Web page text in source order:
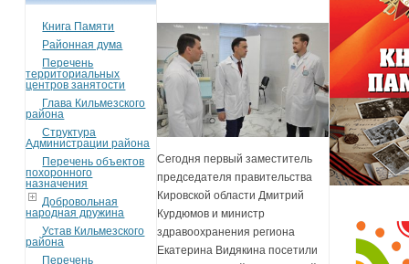
Книга Памяти
Районная дума
Перечень
территориальных
центров занятости
Глава Кильмезского
района
Структура
Администрации района
Перечень объектов
похоронного
назначения
Добровольная
народная дружина
Устав Кильмезского
района
Перечень
Сегодня первый заместитель
председателя правительства
Кировской области Дмитрий
Курдюмов и министр
здравоохранения региона
Екатерина Видякина посетили